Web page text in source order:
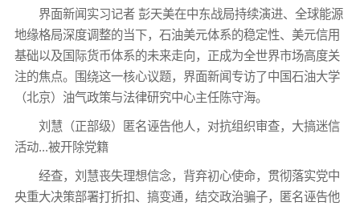
界面新闻实习记者 彭天美在中东战局持续演进、全球能源
地缘格局深度调整的当下，石油美元体系的稳定性、美元信用
基础以及国际货币体系的未来走向，正成为全世界市场高度关
注的焦点。围绕这一核心议题，界面新闻专访了中国石油大学
（北京）油气政策与法律研究中心主任陈守海。
刘慧（正部级）匿名诬告他人，对抗组织审查，大搞迷信
活动...被开除党籍
经查，刘慧丧失理想信念，背弃初心使命，贯彻落实党中
央重大决策部署打折扣、搞变通，结交政治骗子，匿名诬告他